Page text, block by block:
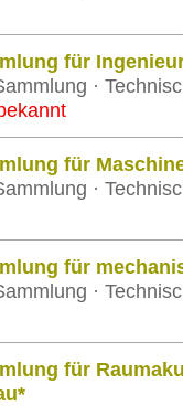
für
·
für
·
für
·
für